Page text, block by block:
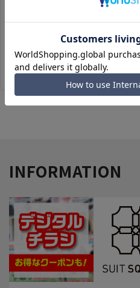
※購入履歴の確認、領収書の発
いただけません。
INFORMATION